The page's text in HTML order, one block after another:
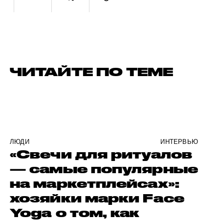
ЧИТАЙТЕ ПО ТЕМЕ
ЛЮДИ ИНТЕРВЬЮ
«Свечи для ритуалов
— самые популярные
на маркетплейсах»:
хозяйки марки Face
Yoga о том, как